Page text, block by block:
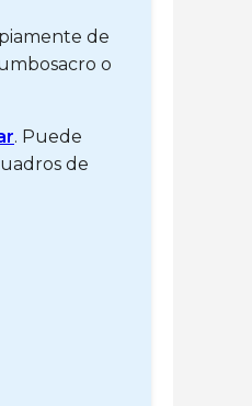
de
o
. Puede
de